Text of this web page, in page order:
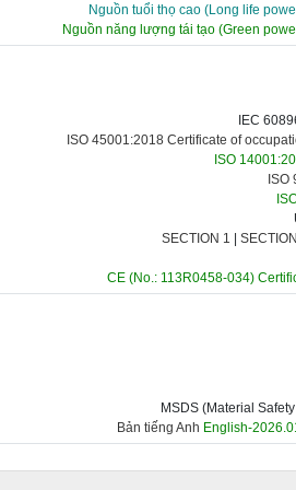
Nguồn tuổi thọ cao (Long life
Nguồn năng lượng tái tạo (Green
IEC
ISO 45001:2018 Certificate of
ISO
ISO
SECTION 1 |
CE (No.: 113R0458-034)
MSDS (Material
Bản tiếng Anh English-